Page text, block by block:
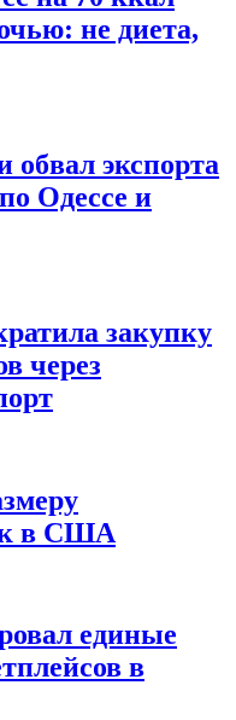
не диета,
обвал экспорта
Одессе и
закупку
через
в США
единые
в